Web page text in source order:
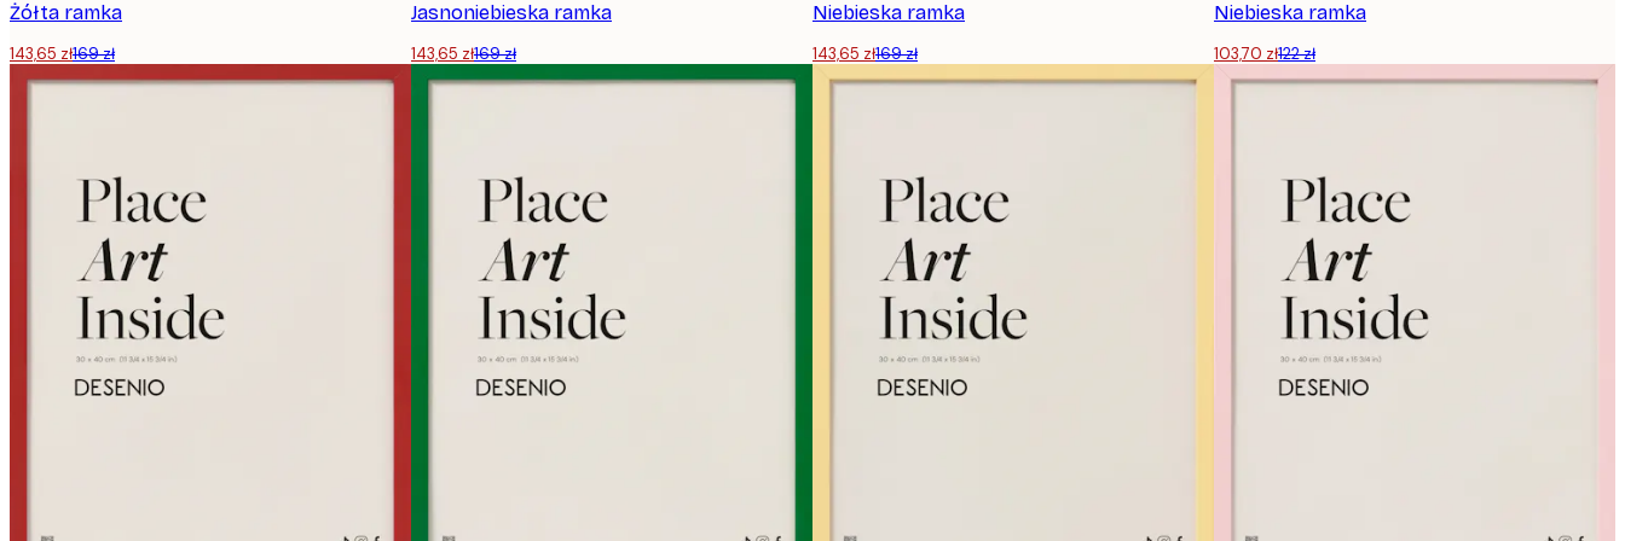
Żółta ramka
143,65 zł169 zł
Jasnoniebieska ramka
143,65 zł169 zł
Niebieska ramka
143,65 zł169 zł
Niebieska ramka
103,70 zł122 zł